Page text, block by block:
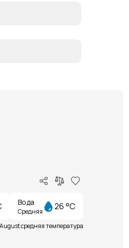
Вода
Средняя 26 °C
August средняя температура